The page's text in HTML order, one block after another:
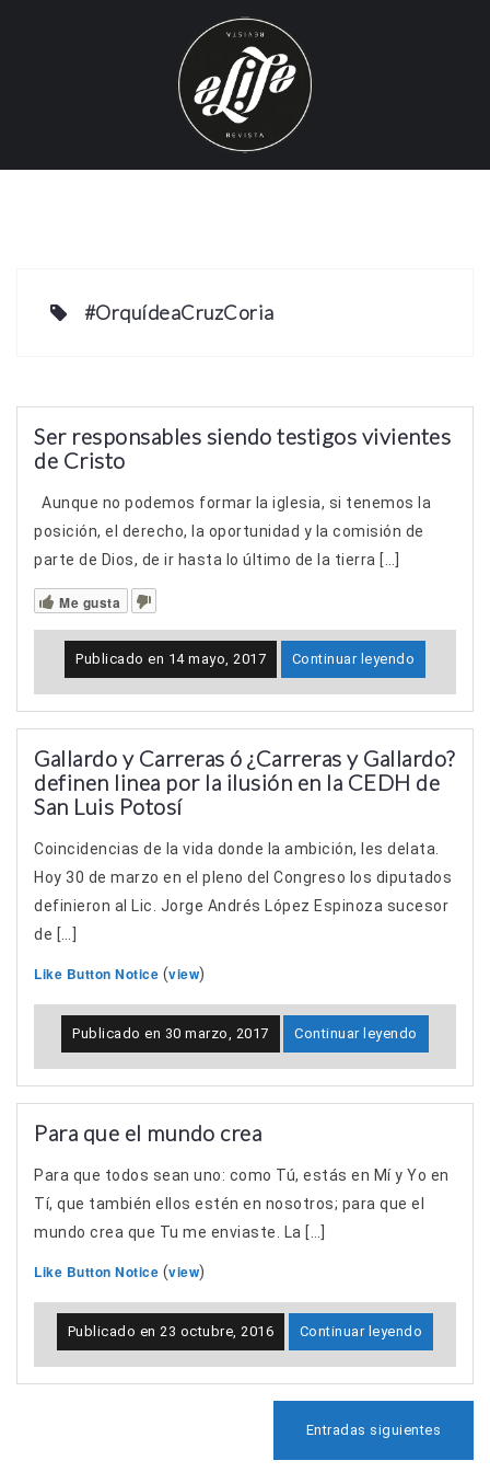
#OrquídeaCruzCoria
Ser responsables siendo testigos vivientes
de Cristo
Aunque no podemos formar la iglesia, si tenemos la
posición, el derecho, la oportunidad y la comisión de
parte de Dios, de ir hasta lo último de la tierra […]
Me gusta
Publicado en 14 mayo, 2017 Continuar leyendo
Gallardo y Carreras ó ¿Carreras y Gallardo?
definen linea por la ilusión en la CEDH de
San Luis Potosí
Coincidencias de la vida donde la ambición, les delata.
Hoy 30 de marzo en el pleno del Congreso los diputados
definieron al Lic. Jorge Andrés López Espinoza sucesor
de […]
Like Button Notice (view)
Publicado en 30 marzo, 2017 Continuar leyendo
Para que el mundo crea
Para que todos sean uno: como Tú, estás en Mí y Yo en
Tí, que también ellos estén en nosotros; para que el
mundo crea que Tu me enviaste. La […]
Like Button Notice (view)
Publicado en23 octubre, 2016 Continuar leyendo
Entradas siguientes